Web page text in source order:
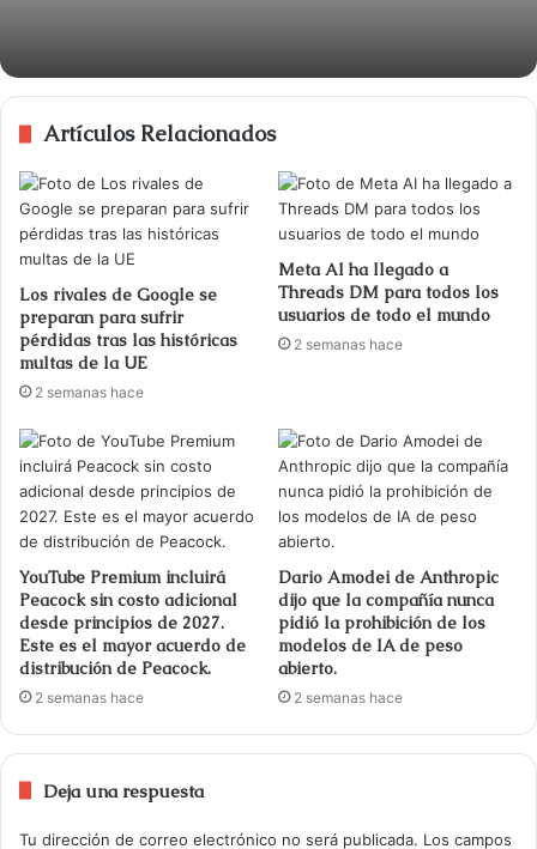
Artículos Relacionados
Los rivales de Google se
preparan para sufrir
pérdidas tras las históricas
multas de la UE
2 semanas hace
Meta AI ha llegado a
Threads DM para todos los
usuarios de todo el mundo
2 semanas hace
YouTube Premium incluirá
Peacock sin costo adicional
desde principios de 2027.
Este es el mayor acuerdo de
distribución de Peacock.
2 semanas hace
Dario Amodei de Anthropic
dijo que la compañía nunca
pidió la prohibición de los
modelos de IA de peso
abierto.
2 semanas hace
Deja una respuesta
Tu dirección de correo electrónico no será publicada. Los campos